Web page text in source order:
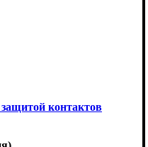
защитой контактов